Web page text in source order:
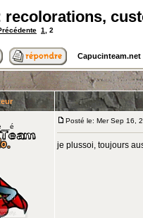
recolorations,
1 2
Posté le: Mer Sep 16,
je plussoi, toujours